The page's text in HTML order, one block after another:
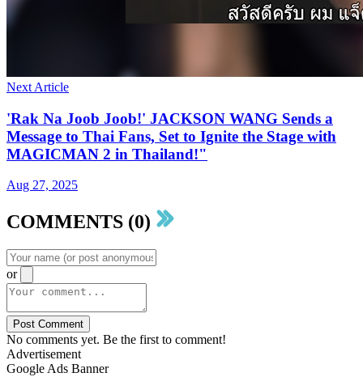
Next Article
'Rak Na Joob Joob!' JACKSON WANG Sends a
Message to Thai Fans, Set to Ignite the Stage with
MAGICMAN 2 in Thailand!"
Aug 27, 2025
COMMENTS (0)
or
Post Comment
No comments yet. Be the first to comment!
Advertisement
Google Ads Banner